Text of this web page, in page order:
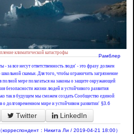
климатической катастрофы
Рамблер
- за все несут ответственность люди' - это фразу должен
школьной скамьи. Для того, чтобы ограничить загрязнение
мере полагаться на законы о защите окружающей
безопасности жизни людей и устойчивого развития
так в будущем мы сможем создать Сообщество единой
о долговременном мире и устойчивом развитии' §3.6
Twitter LinkedIn
（корреспондент：Никита Ли / 2019-04-21 18:00）